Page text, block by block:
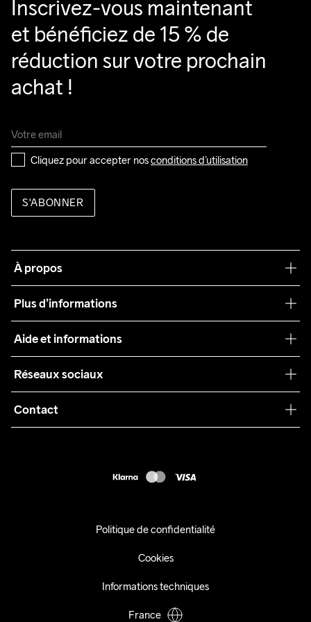
Inscrivez-vous maintenant
et bénéficiez de 15 % de
réduction sur votre prochain
achat !
Cliquez pour accepter nos conditions d’utilisation
S'ABONNER
À propos
Plus d’informations
Teamwear
Durabilité
Collaborations
Aide et informations
Conditions générales
Retours
Réseaux sociaux
Contact
Politique de confidentialité
Cookies
Informations techniques
France